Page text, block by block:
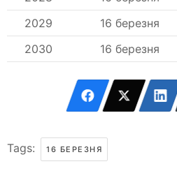
2029
16 березня
2030
16 березня
Tags: 16 БЕРЕЗНЯ